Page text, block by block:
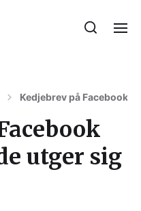
Kedjebrev på Facebook
utger sig